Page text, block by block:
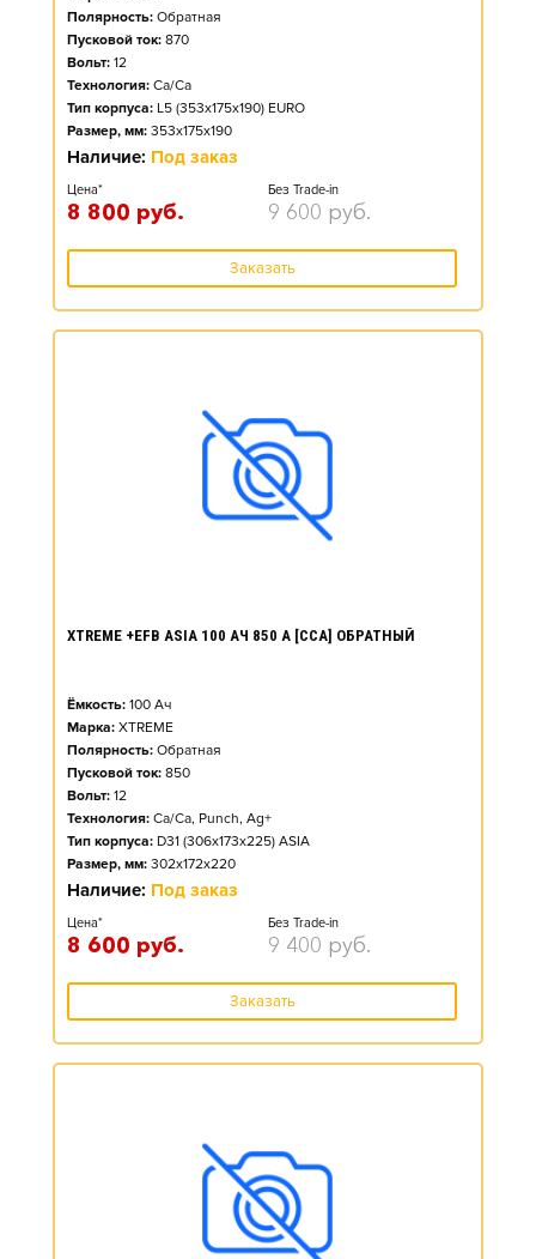
Полярность: Обратная
Пусковой ток: 870
Вольт: 12
Технология: Ca/Ca
Тип корпуса: L5 (353x175x190) EURO
Размер, мм: 353x175x190
Наличие: Под заказ
Цена*
8 800 руб.
Без Trade-in
9 600 руб.
Заказать
XTREME +EFB ASIA 100 АЧ 850 А [CCA] ОБРАТНЫЙ
Ёмкость: 100 Ач
Марка: XTREME
Полярность: Обратная
Пусковой ток: 850
Вольт: 12
Технология: Ca/Ca, Punch, Ag+
Тип корпуса: D31 (306x173x225) ASIA
Размер, мм: 302x172x220
Наличие: Под заказ
Цена*
8 600 руб.
Без Trade-in
9 400 руб.
Заказать